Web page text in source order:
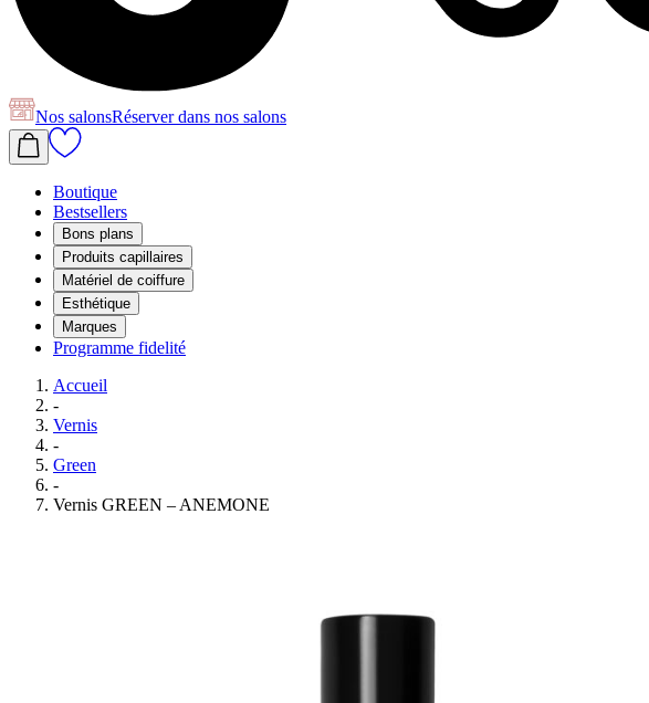
Nos salonsRéserverdans nos salons
Boutique
Bestsellers
Bons plans
Produits capillaires
Matériel de coiffure
Esthétique
Marques
Programme fidelité
Accueil
-
Vernis
-
Green
-
Vernis GREEN – ANEMONE